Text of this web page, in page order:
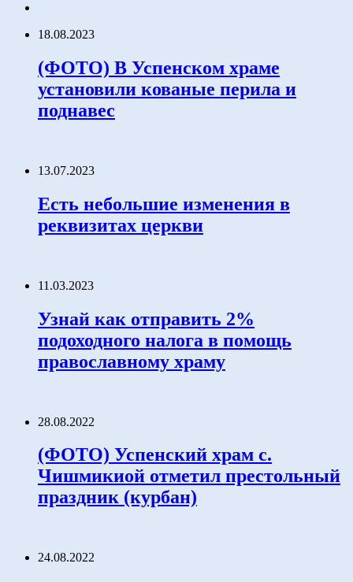
18.08.2023
(ФОТО) В Успенском храме
установили кованые перила и
поднавес
13.07.2023
Есть небольшие изменения в
реквизитах церкви
11.03.2023
Узнай как отправить 2%
подоходного налога в помощь
православному храму
28.08.2022
(ФОТО) Успенский храм с.
Чишмикиой отметил престольный
праздник (курбан)
24.08.2022